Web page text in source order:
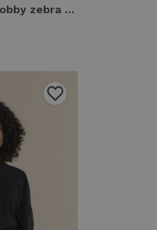
Studio Anneloes bobby zebra sls blouse 14416 Blouse 9017 black/ecru